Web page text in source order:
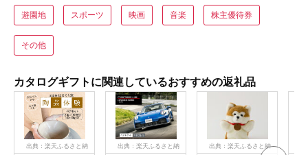
遊園地 スポーツ 映画 音楽 株主優待券
その他
カタログギフトに関連しているおすすめの返礼品
出典：楽天ふるさと納
出典：楽天ふるさと納
出典：楽天ふるさと納